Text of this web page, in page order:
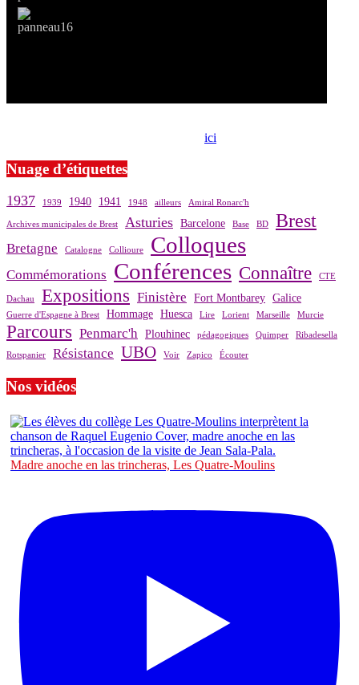
ici
Nuage d’étiquettes
1937 1939 1940 1941 1948 ailleurs Amiral Ronarc'h
Archives municipales de Brest Asturies Barcelone Base BD Brest
Bretagne Catalogne Collioure Colloques
Commémorations Conférences Connaître CTE
Dachau Expositions Finistère Fort Montbarey Galice
Guerre d'Espagne à Brest Hommage Huesca Lire Lorient Marseille Murcie
Parcours Penmarc'h Plouhinec pédagogiques Quimper Ribadesella
Rotspanier Résistance UBO Voir Zapico Écouter
Nos vidéos
Madre anoche en las trincheras, Les Quatre-Moulins